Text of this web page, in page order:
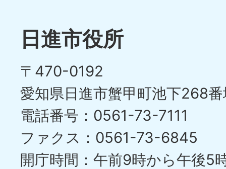
イ
目
の
ス
ラ
イ
ド
日進市役所
〒470-0192
愛知県日進市蟹甲町池下268
電話番号：0561-73-7111
ファクス：0561-73-6845
開庁時間：午前9時から午後5